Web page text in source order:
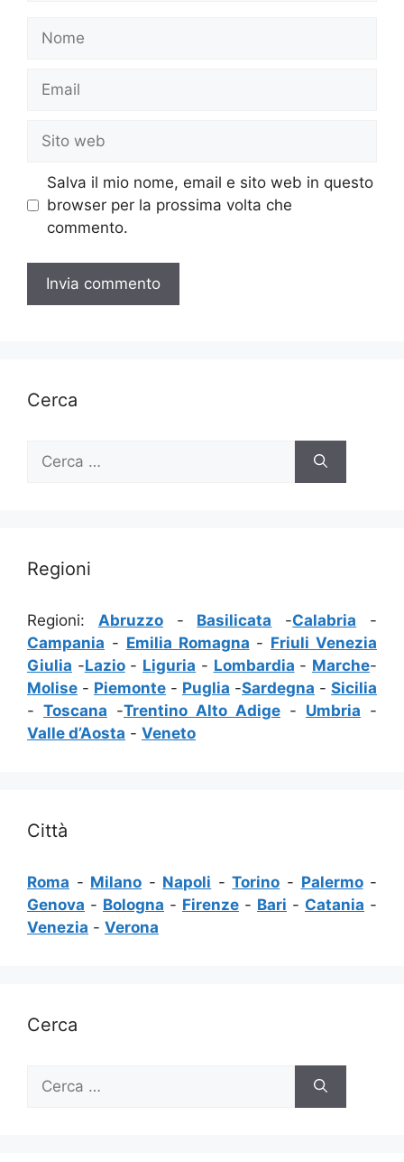
Nome
Email
Sito
web
Salva il mio nome, email e sito web in questo
browser per la prossima volta che
commento.
Cerca
per:
Regioni
Regioni: Abruzzo- Basilicata -Calabria -
Campania - Emilia Romagna - Friuli Venezia
Giulia -Lazio- Liguria - Lombardia - Marche-
Molise - Piemonte - Puglia -Sardegna - Sicilia
- Toscana -Trentino Alto Adige - Umbria -
Valle d’Aosta - Veneto
Città
Roma - Milano - Napoli -Torino - Palermo-
Genova - Bologna - Firenze - Bari - Catania -
Venezia - Verona
Cerca
per: